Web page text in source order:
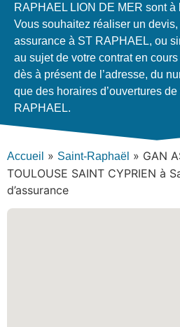
RAPHAEL LION DE MER sont à
Vous souhaitez réaliser un
assurance à ST RAPHAEL, ou
au sujet de votre contrat en
dès à présent de l’adresse, du
que des horaires d’ouvertures
RAPHAEL.
Accueil » Saint-Raphaël » GAN
TOULOUSE SAINT CYPRIEN à
d’assurance